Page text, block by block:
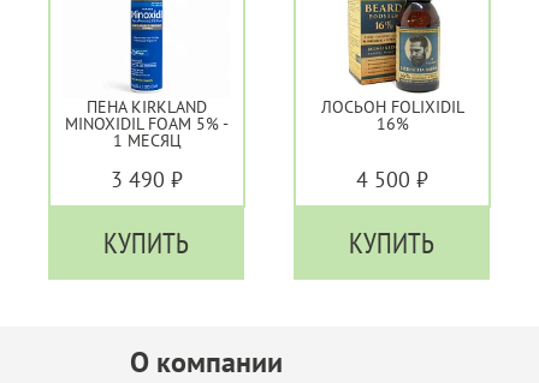
ПЕНА KIRKLAND
MINOXIDIL FOAM 5% -
1 МЕСЯЦ
3 490 ₽
КУПИТЬ
ЛОСЬОН FOLIXIDIL
16%
4 500 ₽
КУПИТЬ
О компании